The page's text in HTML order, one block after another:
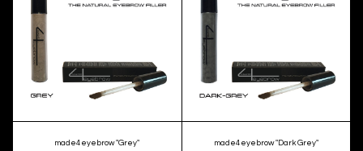
made4eyebrow "Grey" made4eyebrow "Dark Grey"